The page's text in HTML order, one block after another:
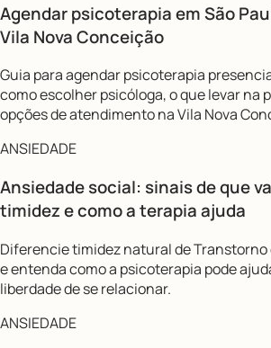
Agendar psicoterapia em São
Vila Nova Conceição
Guia para agendar psicoterapia
como escolher psicóloga, o que levar na
opções de atendimento na Vila Nova
ANSIEDADE
Ansiedade social: sinais de que
timidez e como a terapia ajuda
Diferencie timidez natural de Transtorno
e entenda como a psicoterapia pode
liberdade de se relacionar.
ANSIEDADE